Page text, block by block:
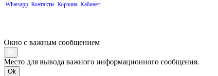
Whatsapp Контакты Корзина Кабинет
Окно с важным сообщением
Место для вывода важного информационного сообщения.
Ok